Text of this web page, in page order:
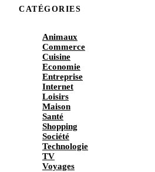
CATÉGORIES
Animaux
Commerce
Cuisine
Economie
Entreprise
Internet
Loisirs
Maison
Santé
Shopping
Société
Technologie
TV
Voyages